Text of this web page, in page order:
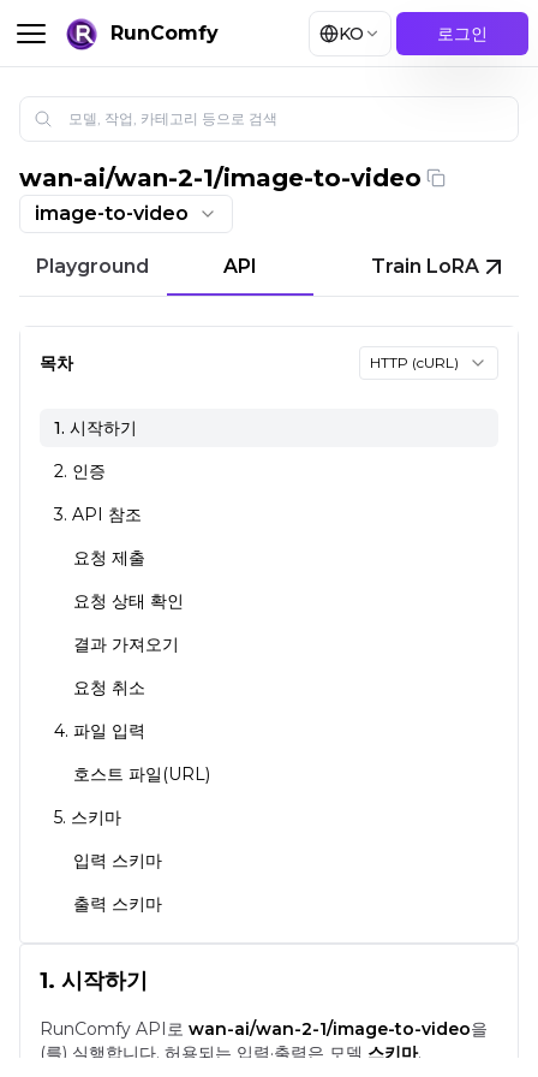
RunComfy KO 로그인
Wan 2.1 AI 비디오 생성기 | 이미지에서 영상으로
wan-ai/wan-2-1/image-to-video
image-to-video
Playground API Train LoRA
목차 HTTP (cURL)
1. 시작하기
2. 인증
3. API 참조
요청 제출
요청 상태 확인
결과 가져오기
요청 취소
4. 파일 입력
호스트 파일(URL)
5. 스키마
입력 스키마
출력 스키마
1. 시작하기
RunComfy API로 wan-ai/wan-2-1/image-to-video을
(를) 실행합니다. 허용되는 입력·출력은 모델 스키마.